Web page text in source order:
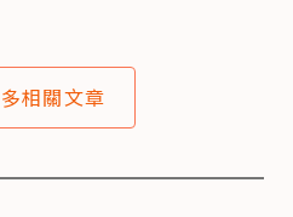
相關文章